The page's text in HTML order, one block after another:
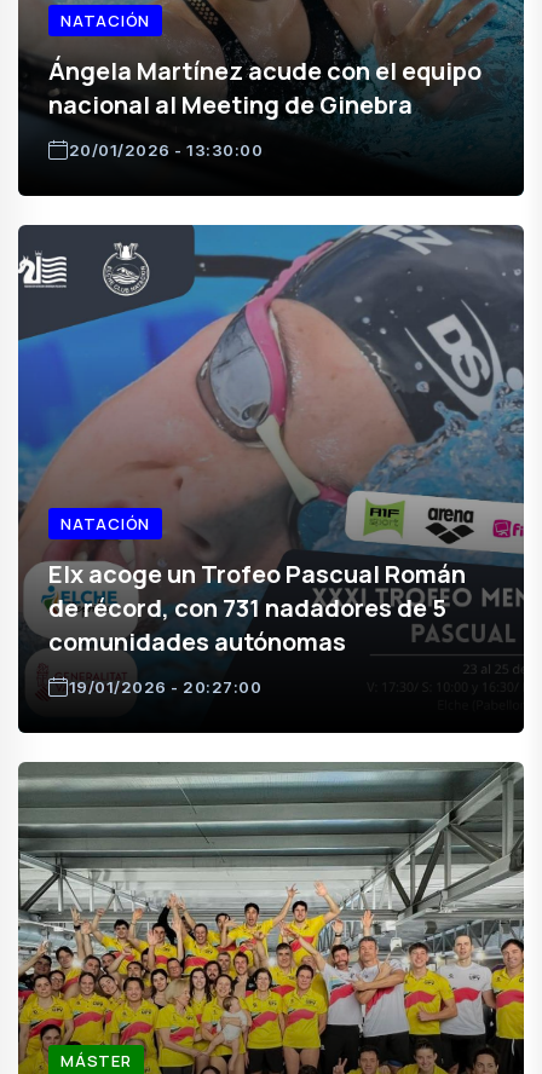
NATACIÓN
Ángela Martínez acude con el equipo
nacional al Meeting de Ginebra
20/01/2026 - 13:30:00
NATACIÓN
Elx acoge un Trofeo Pascual Román
de récord, con 731 nadadores de 5
comunidades autónomas
19/01/2026 - 20:27:00
MÁSTER